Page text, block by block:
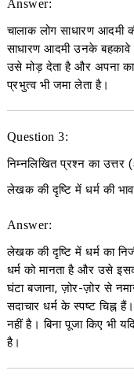
Answer:
चालाक लोग साधारण आदमी
साधारण आदमी उनके
उसे मोड़ देता है और अपना
प्रभुत्व भी जमा लेता है।
Question 3:
निम्नलिखित प्रश्न का उत्तर
लेखक की दृष्टि में धर्म की
Answer:
लेखक की दृष्टि में धर्म का
धर्म को मानता है और उसे
घंटा बजाना, ज़ोर-ज़ोर से
सदाचार धर्म के स्पष्ट चिह्न
नहीं है। बिना पूजा किए भी
है।